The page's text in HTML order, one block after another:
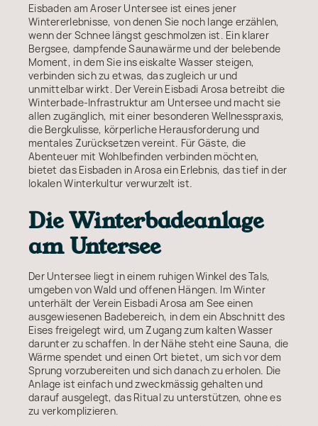
Eisbaden am Aroser Untersee ist eines jener
Wintererlebnisse, von denen Sie noch lange erzählen,
wenn der Schnee längst geschmolzen ist. Ein klarer
Bergsee, dampfende Saunawärme und der belebende
Moment, in dem Sie ins eiskalte Wasser steigen,
verbinden sich zu etwas, das zugleich ur und
unmittelbar wirkt. Der Verein Eisbadi Arosa betreibt die
Winterbade-Infrastruktur am Untersee und macht sie
allen zugänglich, mit einer besonderen Wellnesspraxis,
die Bergkulisse, körperliche Herausforderung und
mentales Zurücksetzen vereint. Für Gäste, die
Abenteuer mit Wohlbefinden verbinden möchten,
bietet das Eisbaden in Arosa ein Erlebnis, das tief in der
lokalen Winterkultur verwurzelt ist.
Die Winterbadeanlage
am Untersee
Der Untersee liegt in einem ruhigen Winkel des Tals,
umgeben von Wald und offenen Hängen. Im Winter
unterhält der Verein Eisbadi Arosa am See einen
ausgewiesenen Badebereich, in dem ein Abschnitt des
Eises freigelegt wird, um Zugang zum kalten Wasser
darunter zu schaffen. In der Nähe steht eine Sauna, die
Wärme spendet und einen Ort bietet, um sich vor dem
Sprung vorzubereiten und sich danach zu erholen. Die
Anlage ist einfach und zweckmässig gehalten und
darauf ausgelegt, das Ritual zu unterstützen, ohne es
zu verkomplizieren.